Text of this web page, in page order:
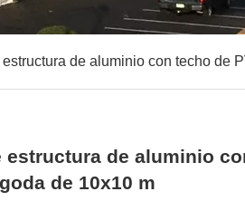
de aluminio con techo de
estructura de aluminio
de 10x10 m